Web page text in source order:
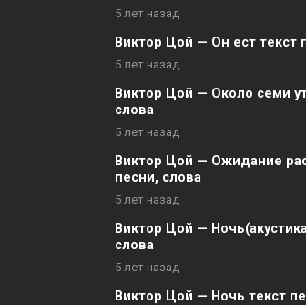
5 лет назад
Виктор Цой — Он ест текст
5 лет назад
Виктор Цой — Около семи
слова
5 лет назад
Виктор Цой — Ожидание
песни, слова
5 лет назад
Виктор Цой —
слова
5 лет назад
Виктор Цой — Ночь текст